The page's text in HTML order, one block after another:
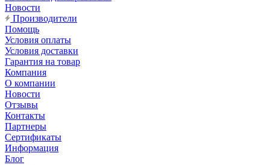
Новости
Производители
Помощь
Условия оплаты
Условия доставки
Гарантия на товар
Компания
О компании
Новости
Отзывы
Контакты
Партнеры
Сертификаты
Информация
Блог